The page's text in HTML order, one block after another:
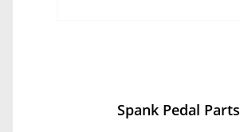
Spank Pedal Parts